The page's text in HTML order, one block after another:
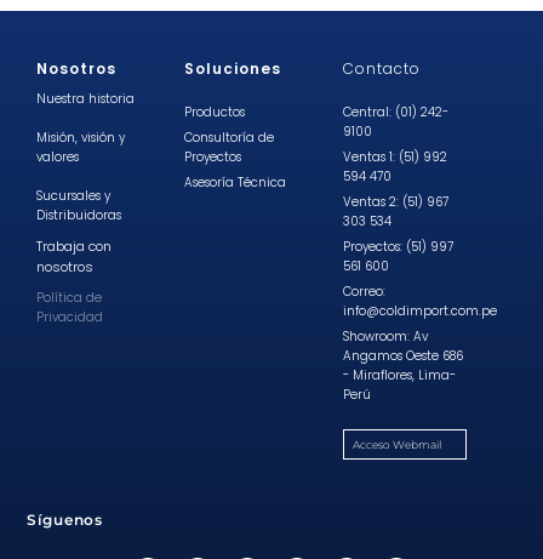
Nosotros
Nuestra historia
Misión, visión y
valores
Sucursales y
Distribuidoras
Trabaja con
nosotros
Política de
Privacidad
Soluciones
Productos
Consultoría de
Proyectos
Asesoría Técnica
Contacto
Central: (01) 242-
9100
Ventas 1: (51) 992
594 470
Ventas 2: (51) 967
303 534
Proyectos: (51) 997
561 600
Correo:
info@coldimport.com.pe
Showroom: Av
Angamos Oeste 686
- Miraflores, Lima-
Perú
Acceso Webmail
Síguenos